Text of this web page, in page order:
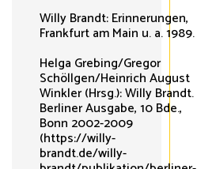
Willy Brandt: Erinnerungen,
Frankfurt am Main u. a. 1989.
Helga Grebing/Gregor
Schöllgen/Heinrich August
Winkler (Hrsg.): Willy Brandt.
Berliner Ausgabe, 10 Bde.,
Bonn 2002-2009
(https://willy-
brandt.de/willy-